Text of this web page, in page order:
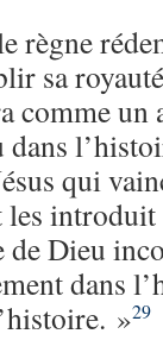
règne
sa
comme un
dans
qui
les
Dieu
dans
»29